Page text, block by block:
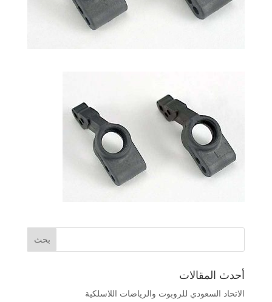
أحدث المقالات
الاتحاد السعودي للروبوت والرياضات اللاسلكية